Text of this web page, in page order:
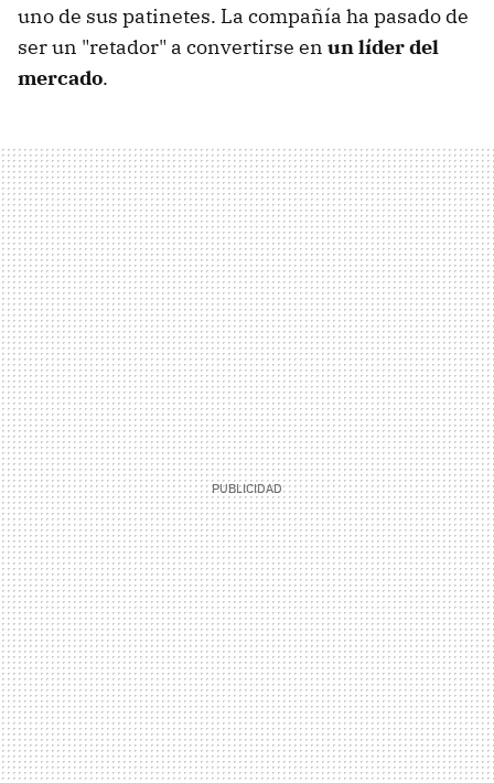
uno de sus patinetes. La compañía ha pasado de
ser un "retador" a convertirse en un líder del
mercado.